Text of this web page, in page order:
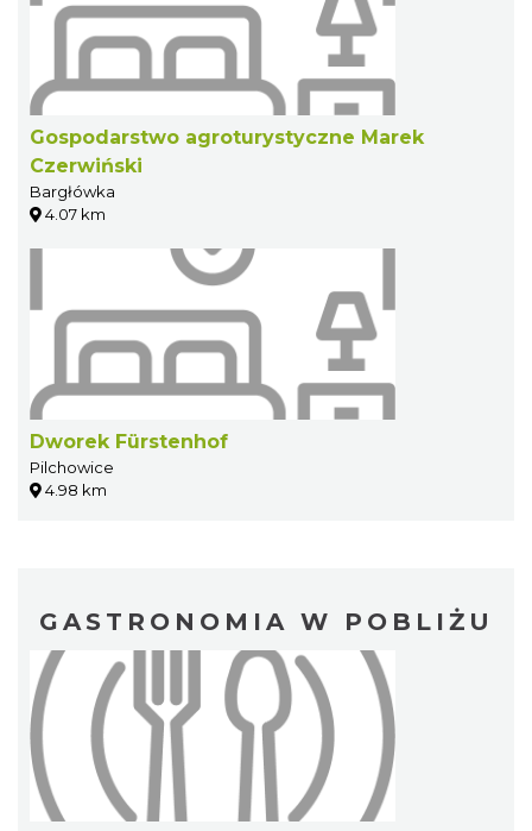
Gospodarstwo agroturystyczne Marek
Czerwiński
Bargłówka
4.07 km
Dworek Fürstenhof
Pilchowice
4.98 km
GASTRONOMIA W POBLIŻU